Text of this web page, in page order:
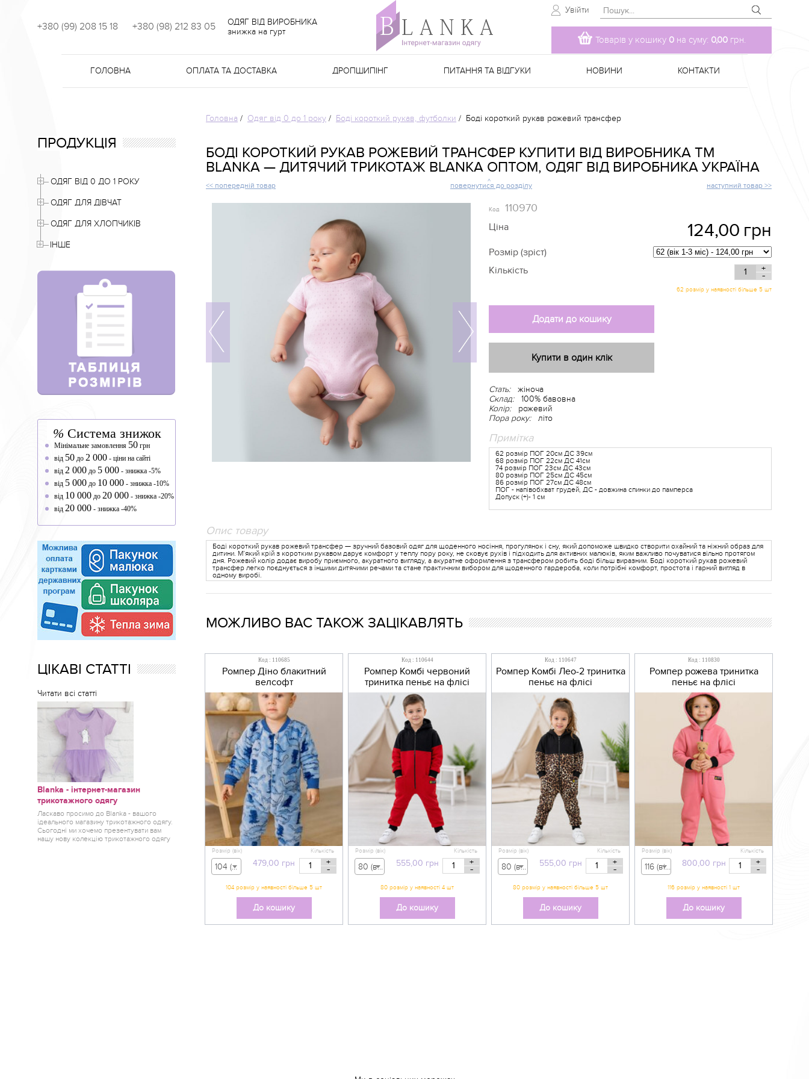
+380 (99) 208 15 18 +380 (98) 212 83 05
ОДЯГ ВІД ВИРОБНИКА
знижка на гурт
Увійти
Товарів у кошику 0 на суму: 0,00грн.
ГОЛОВНА ОПЛАТА ТА ДОСТАВКА ДРОПШИПІНГ ПИТАННЯ ТА ВІДГУКИ НОВИНИ КОНТАКТИ
ПРОДУКЦІЯ
ОДЯГ ВІД 0 ДО 1 РОКУ
ОДЯГ ДЛЯ ДІВЧАТ
ОДЯГ ДЛЯ ХЛОПЧИКІВ
ІНШЕ
% Система знижок
Мінімальне замовлення 50 грн
від 50 до 2 000 - ціни на сайті
від 2 000 до 5 000 - знижка -5%
від 5 000 до 10 000 - знижка -10%
від 10 000 до 20 000 - знижка -20%
від 20 000 - знижка -40%
ЦІКАВІ СТАТТІ
Читати всі статті
Blanka - інтернет-магазин
трикотажного одягу
Ласкаво просимо до Blanka - вашого
ідеального магазину трикотажного одягу.
Сьогодні ми хочемо презентувати вам
нашу нову колекцію трикотажного одягу
Головна / Одяг від 0 до 1 року / Боді короткий рукав, футболки / Боді короткий рукав рожевий трансфер
БОДІ КОРОТКИЙ РУКАВ РОЖЕВИЙ ТРАНСФЕР КУПИТИ ВІД ВИРОБНИКА TM
BLANKA — ДИТЯЧИЙ ТРИКОТАЖ BLANKA ОПТОМ, ОДЯГ ВІД ВИРОБНИКА УКРАЇНА
<< попередній товар наступний товар >>
повернутися до розділу
Код 110970
Ціна 124,00 грн
Розмір (зріст)
Кількість
+
-
Додати до кошику
Купити в один клік
Стать: жіноча
Склад: 100% бавовна
Колір: рожевий
Пора року: літо
Примітка
62 розмір ПОГ 20см ДС 39см
68 розмір ПОГ 22см ДС 41см
74 розмір ПОГ 23см ДС 43см
80 розмір ПОГ 25см ДС 45см
86 розмір ПОГ 27см ДС 48см
ПОГ - напівобхват грудей, ДС - довжина спинки до памперса
Допуск (+)- 1 см
Опис товару
Боді короткий рукав рожевий трансфер — зручний базовий одяг для щоденного носіння, прогулянок і сну, який допоможе швидко створити охайний та ніжний образ для
дитини. М’який крій з коротким рукавом дарує комфорт у теплу пору року, не сковує рухів і підходить для активних малюків, яким важливо почуватися вільно протягом
дня. Рожевий колір додає виробу приємного, акуратного вигляду, а акуратне оформлення з трансфером робить боді більш виразним. Боді короткий рукав рожевий
трансфер легко поєднується з іншими дитячими речами та стане практичним вибором для щоденного гардероба, коли потрібні комфорт, простота і гарний вигляд в
одному виробі.
МОЖЛИВО ВАС ТАКОЖ ЗАЦІКАВЛЯТЬ
Код : 110685
Ромпер Діно блакитний
велсофт
479,00 грн
Розмір (вік)
104 (вік 3-4 р) - 479,00 грн
Кількість
+
-
До кошику
Код : 110644
Ромпер Комбі червоний
тринитка пеньє на флісі
555,00 грн
Розмір (вік)
80 (вік 9-12 міс) - 555,00 грн
Кількість
+
-
До кошику
Код : 110647
Ромпер Комбі Лео-2 тринитка
пеньє на флісі
555,00 грн
Розмір (вік)
80 (вік 9-12 міс) - 555,00 грн
Кількість
+
-
До кошику
Код : 110830
Ромпер рожева тринитка
пеньє на флісі
800,00 грн
Розмір (вік)
116 (вік 5-6 р) - 800,00 грн
Кількість
+
-
До кошику